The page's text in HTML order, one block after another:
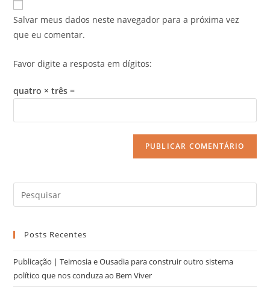
Salvar meus dados neste navegador para a próxima vez
que eu comentar.
Favor digite a resposta em dígitos:
quatro × três =
Posts Recentes
Publicação | Teimosia e Ousadia para construir outro sistema
político que nos conduza ao Bem Viver